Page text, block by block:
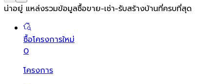
น่าอยู่ แหล่งรวมข้อมูลซื้อขาย-เช่า-รับสร้างบ้านที่ครบที่สุด
ซื้อโครงการใหม่
0
โครงการ